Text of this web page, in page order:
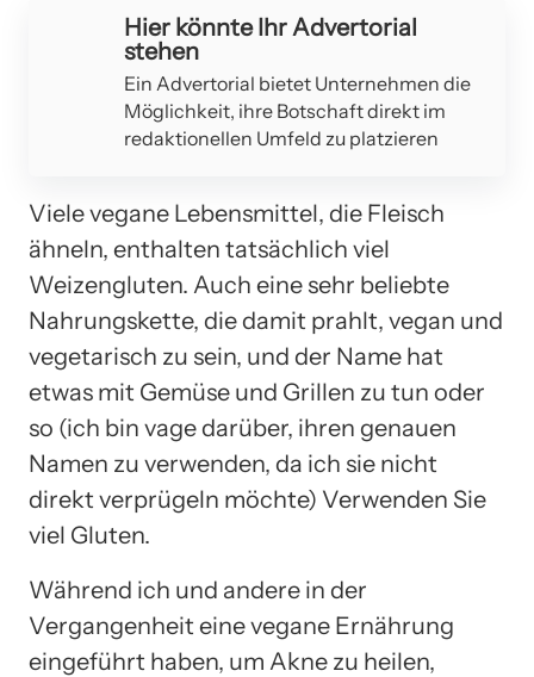
Hier könnte Ihr Advertorial
stehen
Ein Advertorial bietet Unternehmen die
Möglichkeit, ihre Botschaft direkt im
redaktionellen Umfeld zu platzieren
Viele vegane Lebensmittel, die Fleisch
ähneln, enthalten tatsächlich viel
Weizengluten. Auch eine sehr beliebte
Nahrungskette, die damit prahlt, vegan und
vegetarisch zu sein, und der Name hat
etwas mit Gemüse und Grillen zu tun oder
so (ich bin vage darüber, ihren genauen
Namen zu verwenden, da ich sie nicht
direkt verprügeln möchte) Verwenden Sie
viel Gluten.
Während ich und andere in der
Vergangenheit eine vegane Ernährung
eingeführt haben, um Akne zu heilen,